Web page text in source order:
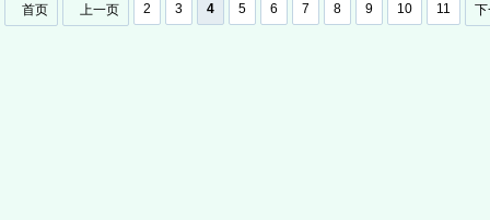
首页 上一页 2 3 4 5 6 7 8 9 10 11